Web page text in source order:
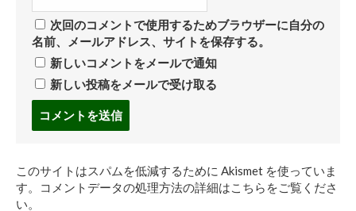
次回のコメントで使用するためブラウザーに自分の
名前、メールアドレス、サイトを保存する。
新しいコメントをメールで通知
新しい投稿をメールで受け取る
す
る
このサイトはスパムを低減するために Akismet を使っていま
す。
コメントデータの処理方法の詳細はこちらをご覧くださ
い